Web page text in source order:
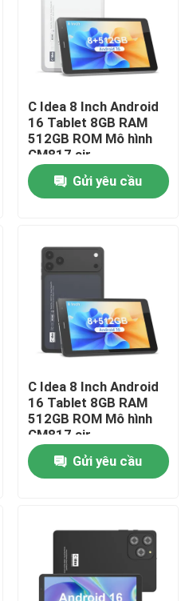
C Idea 8 Inch Android
16 Tablet 8GB RAM
512GB ROM Mô hình
CM817 air
Gửi yêu cầu
C Idea 8 Inch Android
16 Tablet 8GB RAM
512GB ROM Mô hình
CM817 air
Gửi yêu cầu